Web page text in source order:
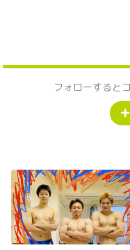
フォローすると